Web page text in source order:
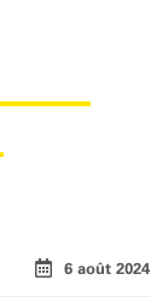
6 août 2024